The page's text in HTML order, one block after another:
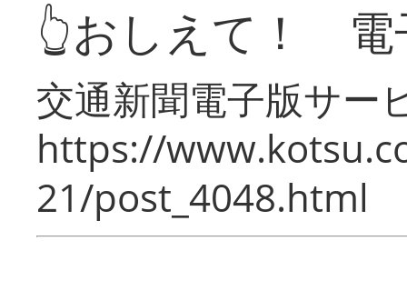
👆おしえて！ 電
交通新聞電子版サー
https://
21/post_4048.html